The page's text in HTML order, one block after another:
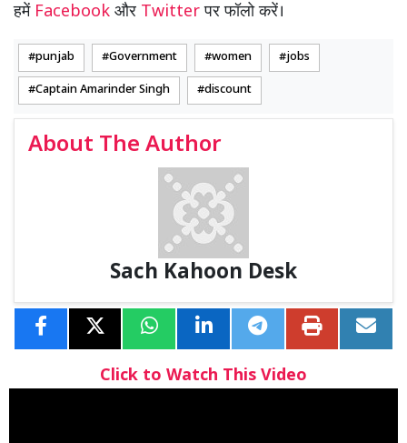
हमें Facebook और Twitterपर फॉलो करें।
punjab Government women jobs
Captain Amarinder Singh discount
About The Author
Sach Kahoon Desk
Click to Watch This Video